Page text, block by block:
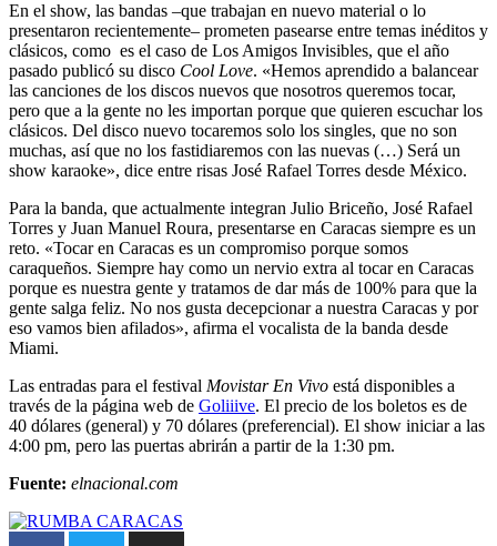
En el show, las bandas –que trabajan en nuevo material o lo
presentaron recientemente– prometen pasearse entre temas inéditos y
clásicos, como es el caso de Los Amigos Invisibles, que el año
pasado publicó su disco Cool Love. «Hemos aprendido a balancear
las canciones de los discos nuevos que nosotros queremos tocar,
pero que a la gente no les importan porque que quieren escuchar los
clásicos. Del disco nuevo tocaremos solo los singles, que no son
muchas, así que no los fastidiaremos con las nuevas (…) Será un
show karaoke», dice entre risas José Rafael Torres desde México.
Para la banda, que actualmente integran Julio Briceño, José Rafael
Torres y Juan Manuel Roura, presentarse en Caracas siempre es un
reto. «Tocar en Caracas es un compromiso porque somos
caraqueños. Siempre hay como un nervio extra al tocar en Caracas
porque es nuestra gente y tratamos de dar más de 100% para que la
gente salga feliz. No nos gusta decepcionar a nuestra Caracas y por
eso vamos bien afilados», afirma el vocalista de la banda desde
Miami.
Las entradas para el festival Movistar En Vivo está disponibles a
través de la página web de Goliiive. El precio de los boletos es de
40 dólares (general) y 70 dólares (preferencial). El show iniciar a las
4:00 pm, pero las puertas abrirán a partir de la 1:30 pm.
Fuente: elnacional.com